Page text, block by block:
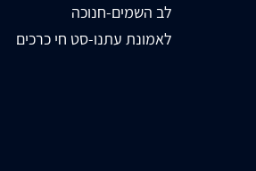
לב השמים-חנוכה
לאמונת עתנו-סט חי כרכים